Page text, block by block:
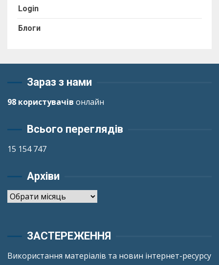
Login
Блоги
Зараз з нами
98 користувачів онлайн
Всього переглядів
15 154 747
Архіви
Архіви
ЗАСТЕРЕЖЕННЯ
Використання матеріалів та новин інтернет-ресурсу